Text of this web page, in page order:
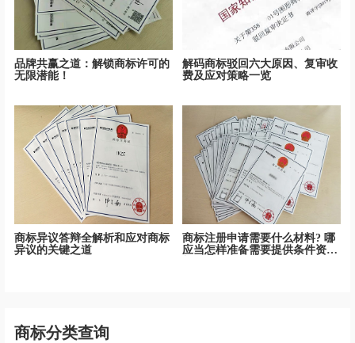
品牌共赢之道：解锁商标许可的
无限潜能！
解码商标驳回六大原因、复审收
费及应对策略一览
商标异议答辩全解析和应对商标
异议的关键之道
商标注册申请需要什么材料? 哪
应当怎样准备需要提供条件资
商标分类查询